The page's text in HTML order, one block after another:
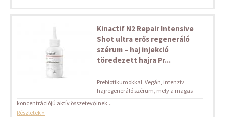
Kinactif N2 Repair Intensive
Shot ultra erős regeneráló
szérum – haj injekció
töredezett hajra Pr...
Prebiotikumokkal, Vegán, intenzív
hajregeneráló szérum, mely a magas
koncentrációjú aktív összetevőinek...
Részletek »